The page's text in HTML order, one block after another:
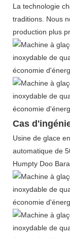
La technologie
traditions. Nous
production plus
Cas
Usine de glace
automatique de
Humpty Doo